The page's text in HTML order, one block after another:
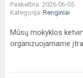
Paskelbta: 2026-06-05
Kategorija: Renginiai
Mūsų mokyklos
organizuojamame